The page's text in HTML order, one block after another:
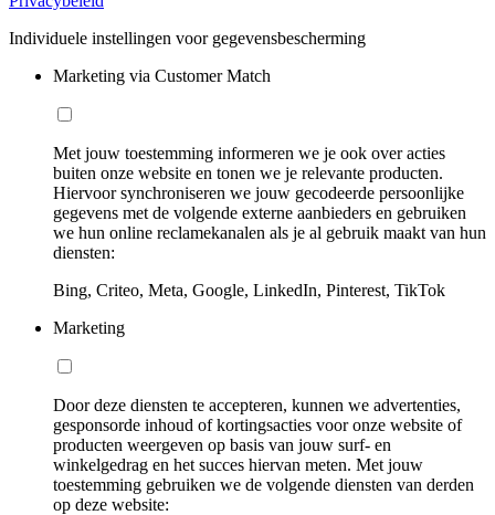
Individuele instellingen voor gegevensbescherming
Marketing via Customer Match
Met jouw toestemming informeren we je ook over acties
buiten onze website en tonen we je relevante producten.
Hiervoor synchroniseren we jouw gecodeerde persoonlijke
gegevens met de volgende externe aanbieders en gebruiken
we hun online reclamekanalen als je al gebruik maakt van hun
diensten:
Bing, Criteo, Meta, Google, LinkedIn, Pinterest, TikTok
Marketing
Door deze diensten te accepteren, kunnen we advertenties,
gesponsorde inhoud of kortingsacties voor onze website of
producten weergeven op basis van jouw surf- en
winkelgedrag en het succes hiervan meten. Met jouw
toestemming gebruiken we de volgende diensten van derden
op deze website: